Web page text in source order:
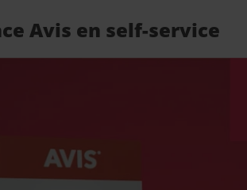
Avis en self-service